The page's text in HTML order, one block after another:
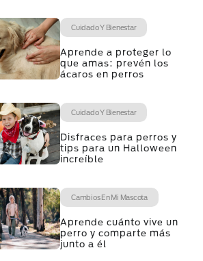
Cuidado Y Bienestar
Aprende a proteger lo
que amas: prevén los
ácaros en perros
Cuidado Y Bienestar
Disfraces para perros y
tips para un Halloween
increíble
Cambios En Mi Mascota
Aprende cuánto vive un
perro y comparte más
junto a él